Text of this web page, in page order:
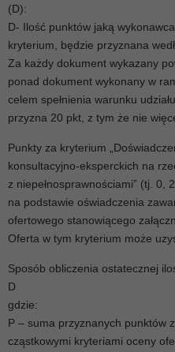
(D):
D- Ilość punktów jaką
kryterium, będzie przyznana
Za każdy dokument wykazany
ponad dokument wykonany w
celem spełnienia warunku
przyzna 20 pkt, z tym że nie
Punkty za kryterium
konsultacyjno-eksperckich na
z niepełnosprawnościami” (tj. 0,
na podstawie oświadczenia
ofertowego stanowiącego
Oferta w tym kryterium może
Sposób obliczenia ostatecznej
D
gdzie:
P – suma przyznanych punktów
cząstkowymi kryteriami oceny